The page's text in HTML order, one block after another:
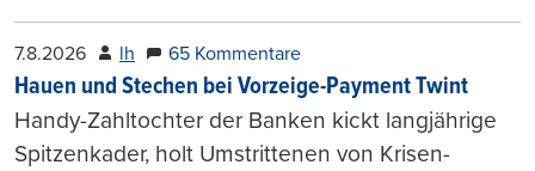
7.8.2026 lh 65 Kommentare
Hauen und Stechen bei Vorzeige-Payment Twint
Handy-Zahltochter der Banken kickt langjährige
Spitzenkader, holt Umstrittenen von Krisen-